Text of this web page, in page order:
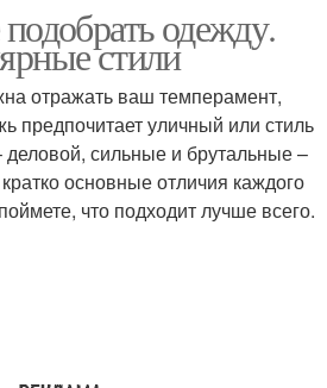
мужчин
Советы для полных
мужчин
одежду.
стили
отражать ваш темперамент,
предпочитает уличный или стиль
сильные и брутальные –
основные отличия каждого
что подходит лучше всего.